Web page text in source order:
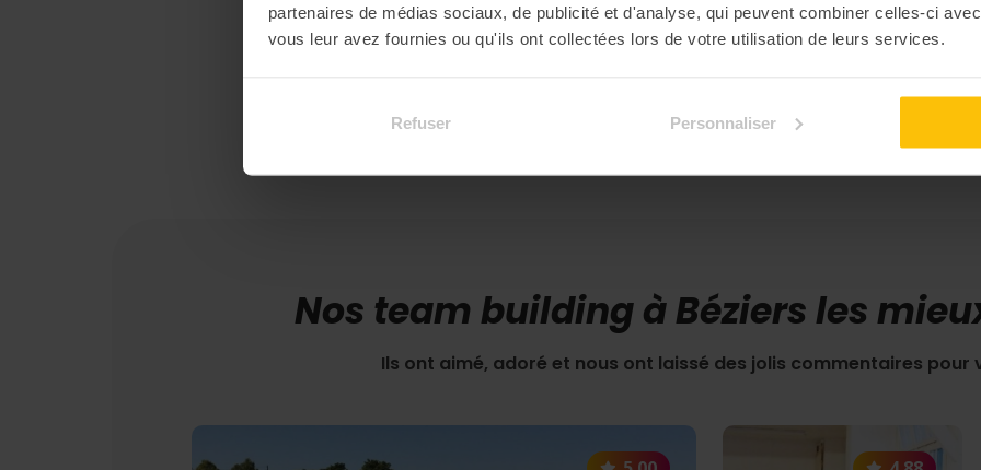
partenaires de médias sociaux, de publicité et d'analyse, qui peuvent combiner celles-ci
vous leur avez fournies ou qu'ils ont collectées lors de votre utilisation de leurs services.
Refuser Personnaliser
Découvrir toutes nos expériences
Nos team building à Béziers les
Ils ont aimé, adoré et nous ont laissé des jolis commentaires pour